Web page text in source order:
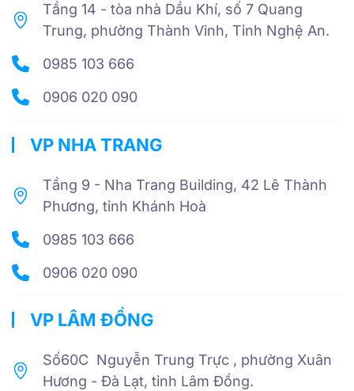
Tầng 14 - tòa nhà Dầu Khí, số 7 Quang
Trung, phường Thành Vinh, Tỉnh Nghệ An.
0985 103 666
0906 020 090
VP NHA TRANG
Tầng 9 - Nha Trang Building, 42 Lê Thành
Phương, tỉnh Khánh Hoà
0985 103 666
0906 020 090
VP LÂM ĐỒNG
Số60C Nguyễn Trung Trực , phường Xuân
Hương - Đà Lạt, tỉnh Lâm Đồng.